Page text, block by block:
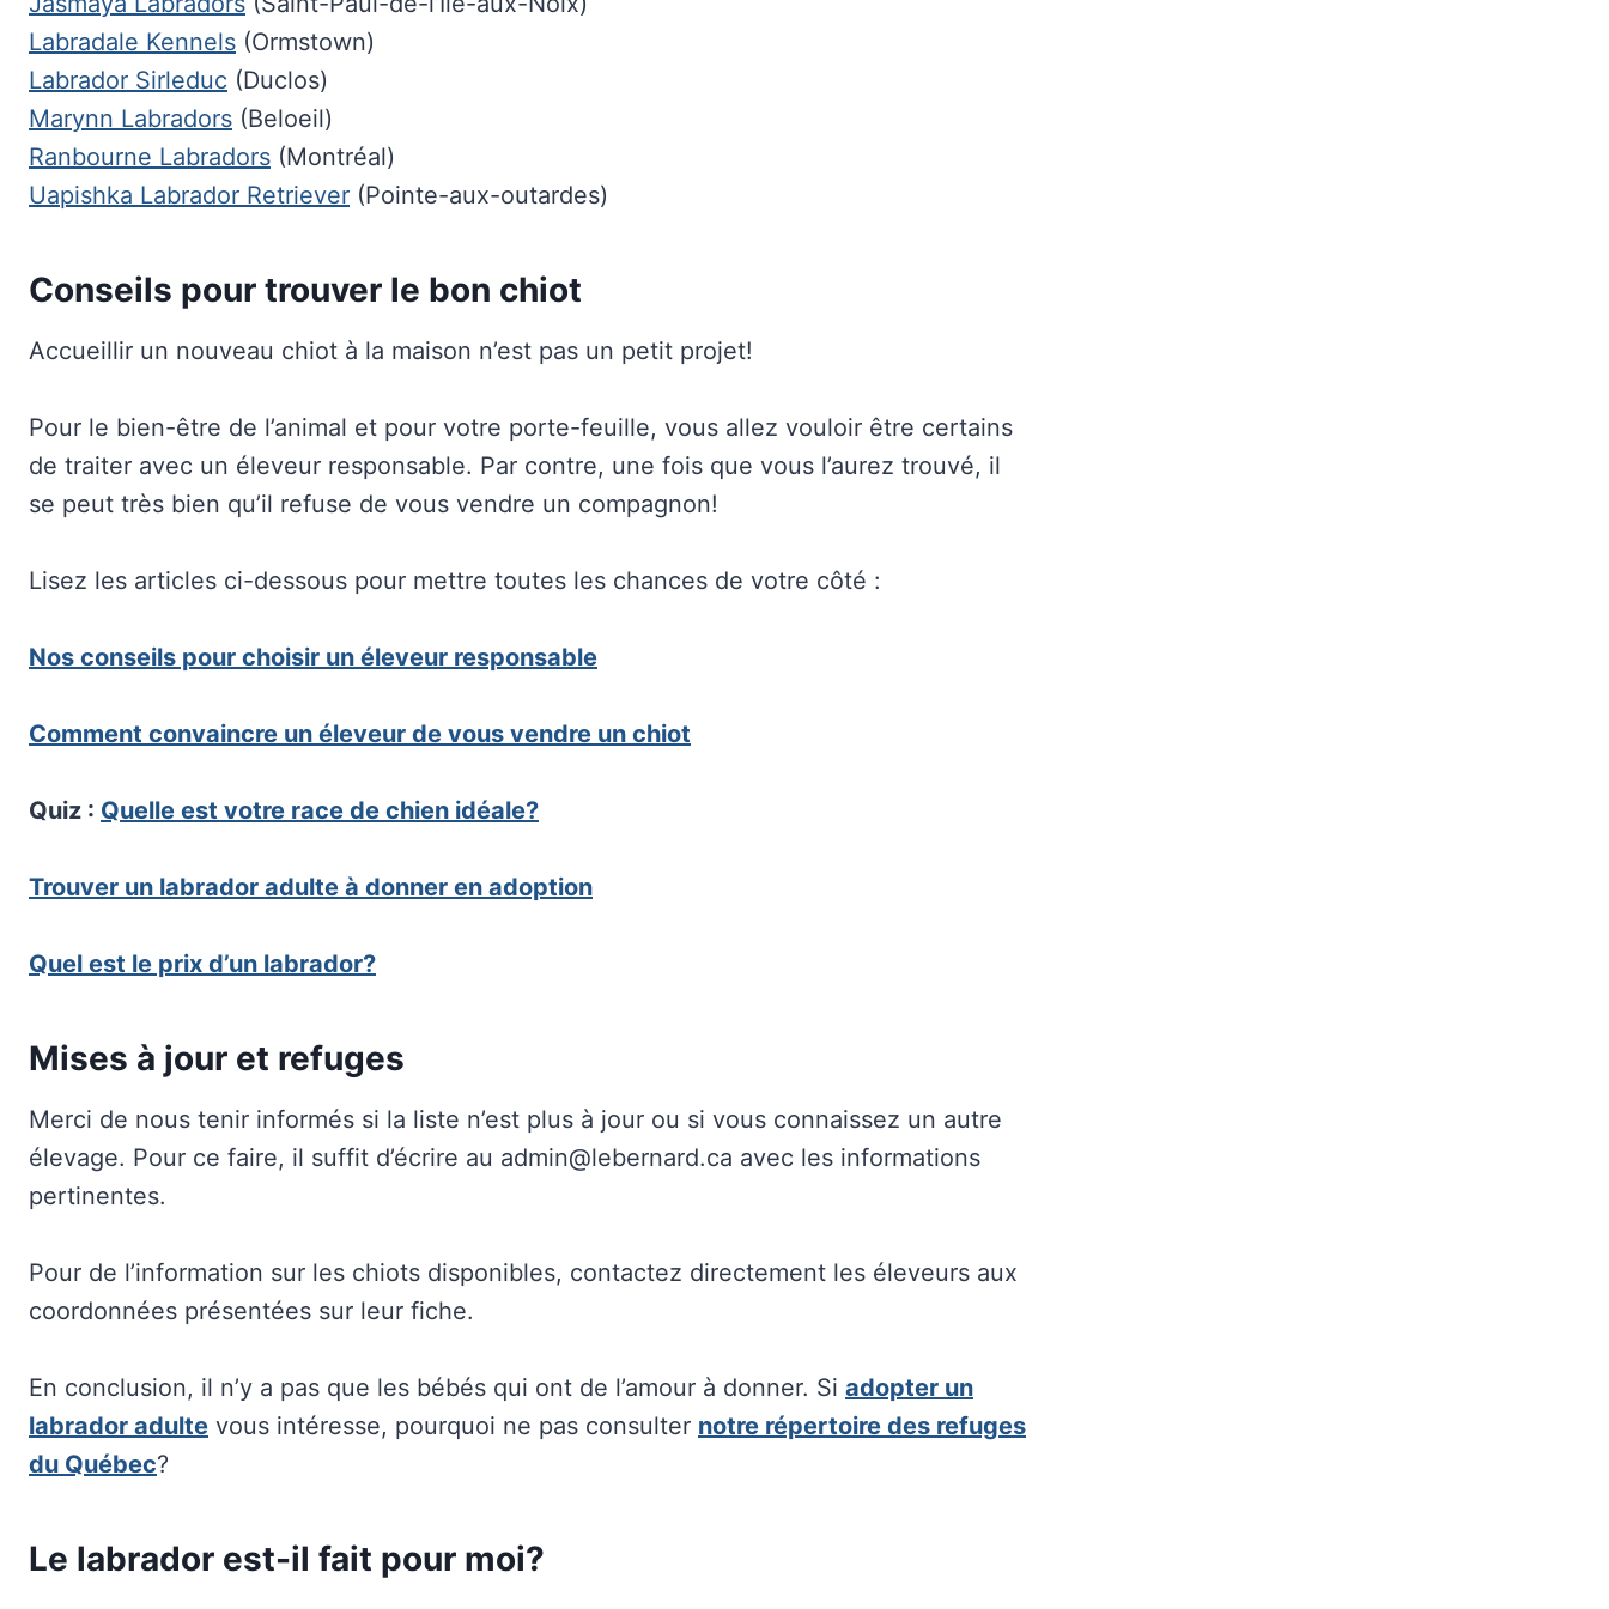
Labradale Kennels (Ormstown)
Labrador Sirleduc (Duclos)
Marynn Labradors (Beloeil)
Ranbourne Labradors (Montréal)
Uapishka Labrador Retriever (Pointe-aux-outardes)
Conseils pour trouver le bon chiot
Accueillir un nouveau chiot à la maison n’est pas un petit projet!
Pour le bien-être de l’animal et pour votre porte-feuille, vous allez vouloir être certains
de traiter avec un éleveur responsable. Par contre, une fois que vous l’aurez trouvé, il
se peut très bien qu’il refuse de vous vendre un compagnon!
Lisez les articles ci-dessous pour mettre toutes les chances de votre côté :
Nos conseils pour choisir un éleveur responsable
Comment convaincre un éleveur de vous vendre un chiot
Quiz : Quelle est votre race de chien idéale?
Trouver un labrador adulte à donner en adoption
Quel est le prix d’un labrador?
Mises à jour et refuges
Merci de nous tenir informés si la liste n’est plus à jour ou si vous connaissez un autre
élevage. Pour ce faire, il suffit d’écrire au admin@lebernard.ca avec les informations
pertinentes.
Pour de l’information sur les chiots disponibles, contactez directement les éleveurs aux
coordonnées présentées sur leur fiche.
En conclusion, il n’y a pas que les bébés qui ont de l’amour à donner. Si adopter un
labrador adulte vous intéresse, pourquoi ne pas consulter notre répertoire des refuges
du Québec?
Le labrador est-il fait pour moi?